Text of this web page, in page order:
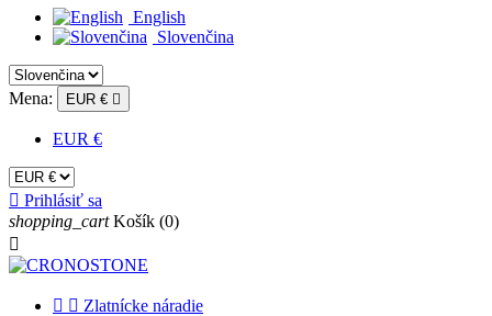
English
Slovenčina
Mena: EUR € 
EUR €
 Prihlásiť sa
shopping_cart Košík (0)

  Zlatnícke náradie